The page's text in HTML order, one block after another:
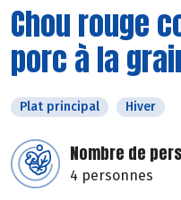
Chou rouge
porc à la
Plat principal Hiver
Nombre de
4 personnes